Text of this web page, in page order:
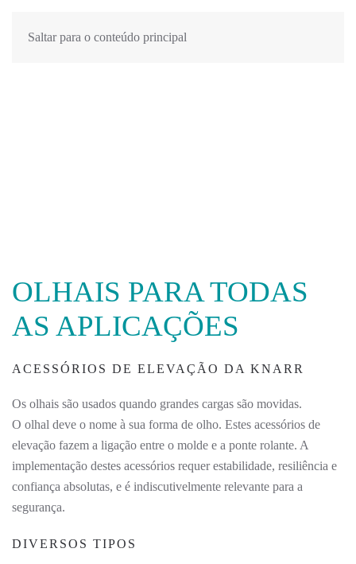
Saltar para o conteúdo principal
OLHAIS PARA TODAS
AS APLICAÇÕES
ACESSÓRIOS DE ELEVAÇÃO DA KNARR
Os olhais são usados quando grandes cargas são movidas.
O olhal deve o nome à sua forma de olho. Estes acessórios de
elevação fazem a ligação entre o molde e a ponte rolante. A
implementação destes acessórios requer estabilidade, resiliência e
confiança absolutas, e é indiscutivelmente relevante para a
segurança.
DIVERSOS TIPOS